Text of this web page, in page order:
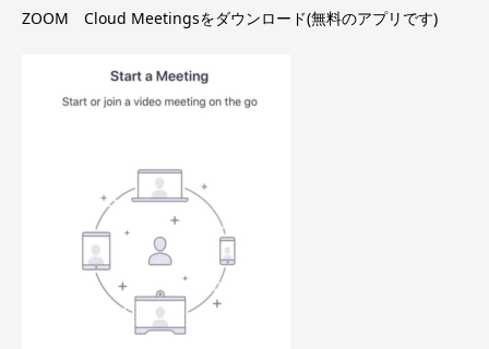
ZOOM Cloud Meetingsをダウンロード(無料のアプリです)